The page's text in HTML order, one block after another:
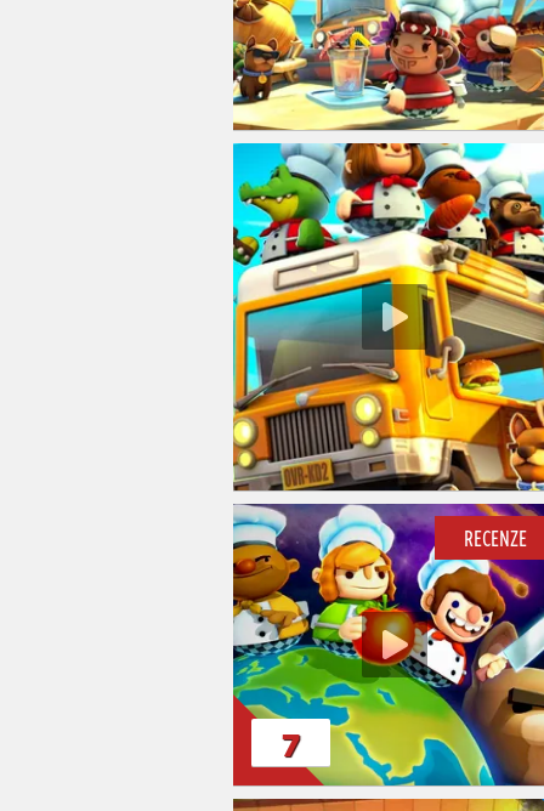
RECENZE
7